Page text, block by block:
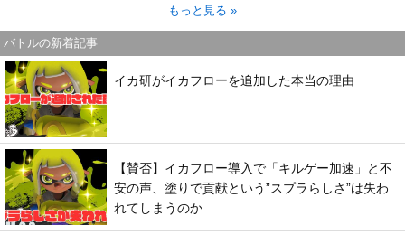
もっと見る »
バトルの新着記事
イカ研がイカフローを追加した本当の理由
【賛否】イカフロー導入で「キルゲー加速」と不
安の声、塗りで貢献という”スプラらしさ”は失わ
れてしまうのか